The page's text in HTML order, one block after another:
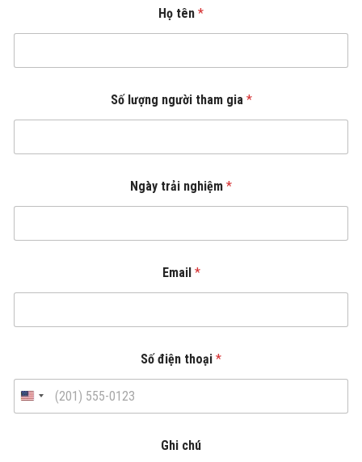
Họ tên *
Số lượng người tham gia *
Ngày trải nghiệm *
Email *
Số điện thoại *
Ghi chú